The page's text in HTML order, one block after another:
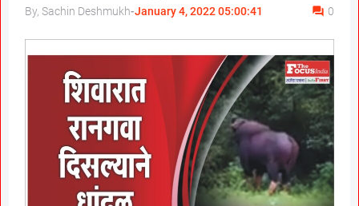
By, Sachin Deshmukh-January 4, 2022 05:00:41 0